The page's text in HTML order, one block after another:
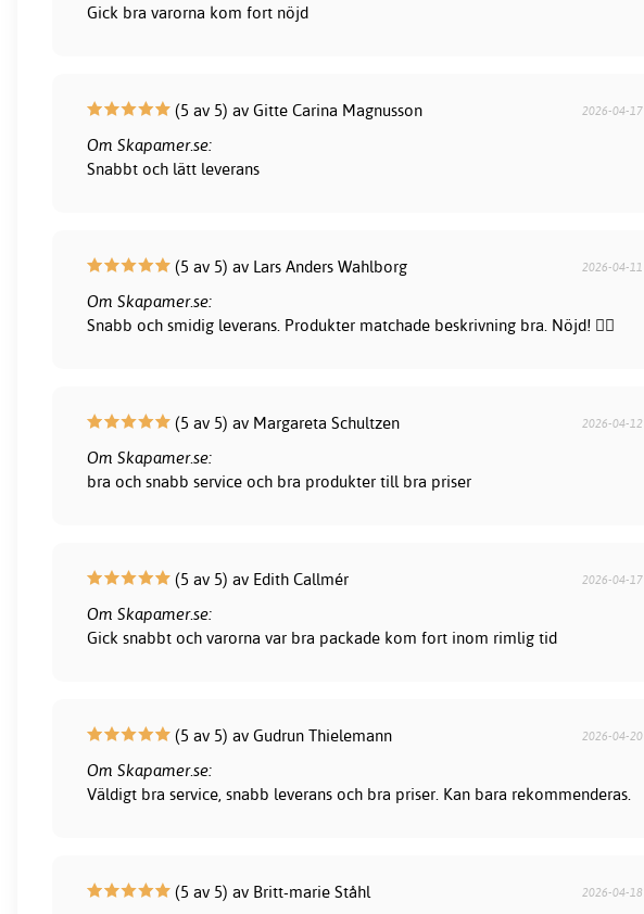
Gick bra varorna kom fort nöjd
(5 av 5) av Gitte Carina Magnusson 2026-04-17
Om Skapamer.se:
Snabbt och lätt leverans
(5 av 5) av Lars Anders Wahlborg 2026-04-11
Om Skapamer.se:
Snabb och smidig leverans. Produkter matchade beskrivning bra. Nöjd! 👍🏻
(5 av 5) av Margareta Schultzen 2026-04-12
Om Skapamer.se:
bra och snabb service och bra produkter till bra priser
(5 av 5) av Edith Callmér 2026-04-17
Om Skapamer.se:
Gick snabbt och varorna var bra packade kom fort inom rimlig tid
(5 av 5) av Gudrun Thielemann 2026-04-20
Om Skapamer.se:
Väldigt bra service, snabb leverans och bra priser. Kan bara rekommenderas.
(5 av 5) av Britt-marie Ståhl 2026-04-18